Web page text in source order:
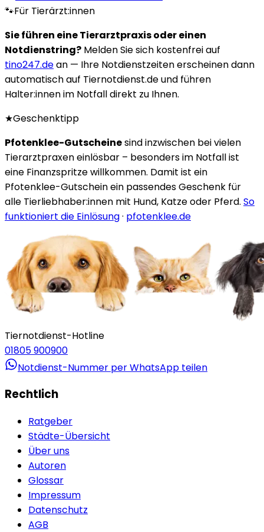
🐾Für Tierärzt:innen
Sie führen eine Tierarztpraxis oder einen
Notdienstring? Melden Sie sich kostenfrei auf
tino247.dean — Ihre Notdienstzeiten erscheinen dann
automatisch auf Tiernotdienst.de und führen
Halter:innen im Notfall direkt zu Ihnen.
★Geschenktipp
Pfotenklee-Gutscheinesind inzwischen bei vielen
Tierarztpraxen einlösbar – besonders im Notfall ist
eine Finanzspritze willkommen. Damit ist ein
Pfotenklee-Gutschein ein passendes Geschenk für
alle Tierliebhaber:innen mit Hund, Katze oder Pferd. So
funktioniert die Einlösung· pfotenklee.de
Tiernotdienst-Hotline
01805 900900
Notdienst-Nummer per WhatsApp teilen
Rechtlich
Ratgeber
Städte-Übersicht
Über uns
Autoren
Glossar
Impressum
Datenschutz
AGB